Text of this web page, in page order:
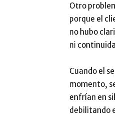
Otro
porque el
no hubo
ni
Cuando el
momento,
enfrían en
debilitando